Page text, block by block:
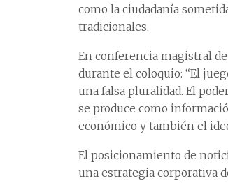
como la ciudadanía
tradicionales.
En conferencia magistral
durante el coloquio: “El
una falsa pluralidad. El
se produce como
económico y también el
El posicionamiento de
una estrategia corporativa